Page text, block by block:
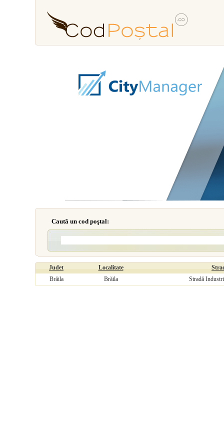
Caută un cod poştal:
Judet Localitate
Brăila
Brăila Stradă